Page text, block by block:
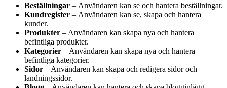
Beställningar – Användaren kan se och hantera beställningar.
Kundregister – Användaren kan se, skapa och hantera
kunder.
Produkter – Användaren kan skapa nya och hantera
befintliga produkter.
Kategorier – Användaren kan skapa nya och hantera
befintliga kategorier.
Sidor – Användaren kan skapa och redigera sidor och
landningssidor.